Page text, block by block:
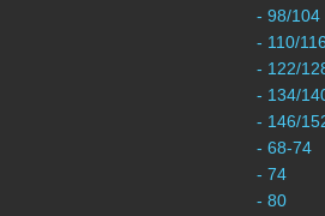
- 98/104
- 110/
- 122/
- 134/
- 146/
- 68-74
- 74
- 80